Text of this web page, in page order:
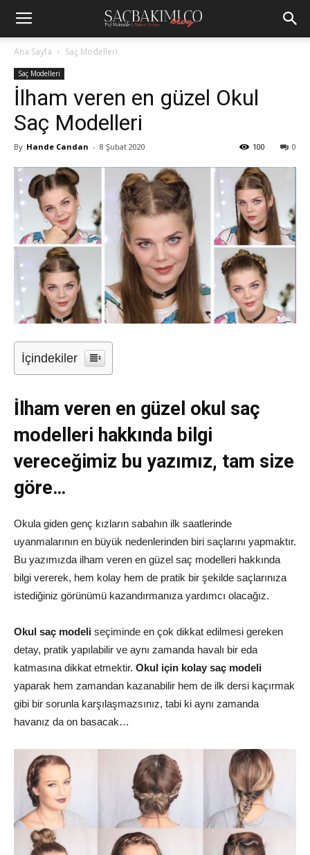
Ana Sayfa Saç Modelleri
Saç Modelleri
İlham veren en güzel Okul
Saç Modelleri
By Hande Candan - 8 Şubat 2020 0
100
İçindekiler
İlham veren en güzel okul saç
modelleri hakkında bilgi
vereceğimiz bu yazımız, tam size
göre…
Okula giden genç kızların sabahın ilk saatlerinde
uyanmalarının en büyük nedenlerinden biri saçlarını yapmaktır.
Bu yazımızda ilham veren en güzel saç modelleri hakkında
bilgi vererek, hem kolay hem de pratik bir şekilde saçlarınıza
istediğiniz görünümü kazandırmanıza yardımcı olacağız.
Okul saç modeli seçiminde en çok dikkat edilmesi gereken
detay, pratik yapılabilir ve aynı zamanda havalı bir eda
katmasına dikkat etmektir. Okul için kolay saç modeli
yaparak hem zamandan kazanabilir hem de ilk dersi kaçırmak
gibi bir sorunla karşılaşmazsınız, tabi ki aynı zamanda
havanız da on basacak…